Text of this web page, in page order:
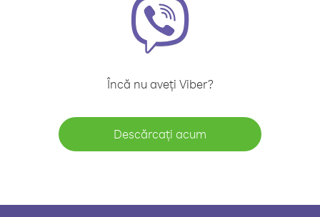
Încă nu aveți Viber?
Descărcați acum